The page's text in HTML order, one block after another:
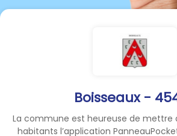
Boisseaux -
La commune est heureuse de mettre
habitants l’application
Entre l’entrée
Buis : circulation alternée.
Entre la rue des Buis et la
de la Planté : route
(travaux pendant les